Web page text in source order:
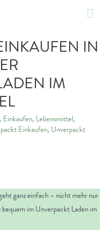
IN
IM
, Einkaufen, Lebensmittel,
Einkaufen, Unverpackt
ganz einfach – nicht mehr nur
im Unverpackt Laden im